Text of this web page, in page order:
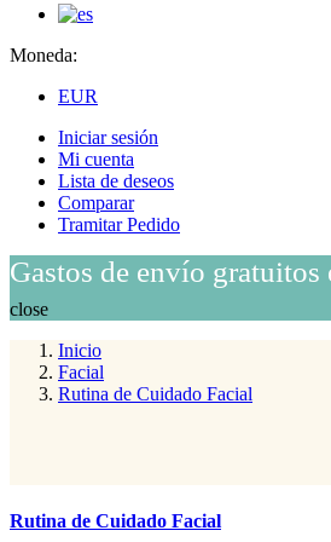
Moneda:
EUR
Iniciar sesión
Mi cuenta
Lista de deseos
Comparar
Tramitar Pedido
Gastos de envío gratuitos
close
Inicio
Facial
Rutina de Cuidado Facial
Rutina de Cuidado Facial